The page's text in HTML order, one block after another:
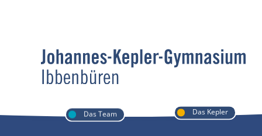
Das Team Das Kepler